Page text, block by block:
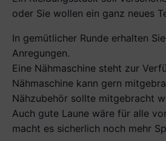
oder Sie wollen ein ganz neues
In gemütlicher Runde erhalten
Anregungen.
Eine Nähmaschine steht zur
Nähmaschine kann gern
Nähzubehör sollte mitgebracht
Auch gute Laune wäre für alle
macht es sicherlich noch mehr